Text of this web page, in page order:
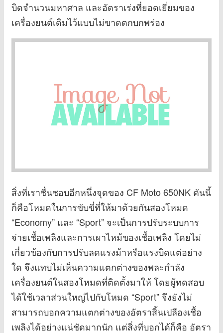
บิดจำนวนมหาศาล และอัตราเร่งที่ยอดเยี่ยมของ
เครื่องยนต์เดิมไว้แบบไม่ขาดตกบกพร่อง
สิ่งที่เราชื่นชอบอีกหนึ่งจุดของ CF Moto 650NK คันนี้
ก็คือโหมดในการขับขี่ที่ให้มาด้วยกันสองโหมด
“Economy” และ “Sport” จะเป็นการปรับระบบการ
จ่ายเชื้อเพลิงและการเผาไหม้ของเชื้อเพลิง โดยไม่
เกี่ยวข้องกับการปรับลดแรงม้าหรือแรงบิดแต่อย่าง
ใด จึงแทบไม่เห็นความแตกต่างของพละกำลัง
เครื่องยนต์ในสองโหมดที่ติดตั้งมาให้ โดยผู้ทดสอบ
ได้ใช้เวลาส่วนใหญ่ไปกับโหมด “Sport” จึงยังไม่
สามารถบอกความแตกต่างของอัตราสิ้นเปลืองเชื้อ
เพลิงได้อย่างแน่ชัดมากนัก แต่สิ่งที่บอกได้ก็คือ อัตรา